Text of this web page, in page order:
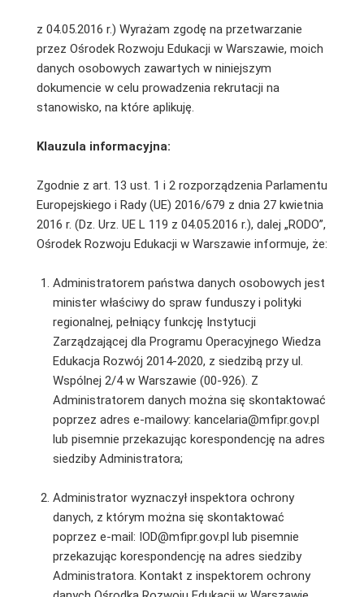
z 04.05.2016 r.) Wyrażam zgodę na przetwarzanie
przez Ośrodek Rozwoju Edukacji w Warszawie, moich
danych osobowych zawartych w niniejszym
dokumencie w celu prowadzenia rekrutacji na
stanowisko, na które aplikuję.
Klauzula informacyjna:
Zgodnie z art. 13 ust. 1 i 2 rozporządzenia Parlamentu
Europejskiego i Rady (UE) 2016/679 z dnia 27 kwietnia
2016 r. (Dz. Urz. UE L 119 z 04.05.2016 r.), dalej „RODO”,
Ośrodek Rozwoju Edukacji w Warszawie informuje, że:
Administratorem państwa danych osobowych jest
minister właściwy do spraw funduszy i polityki
regionalnej, pełniący funkcję Instytucji
Zarządzającej dla Programu Operacyjnego Wiedza
Edukacja Rozwój 2014-2020, z siedzibą przy ul.
Wspólnej 2/4 w Warszawie (00-926). Z
Administratorem danych można się skontaktować
poprzez adres e-mailowy: kancelaria@mfipr.gov.pl
lub pisemnie przekazując korespondencję na adres
siedziby Administratora;
Administrator wyznaczył inspektora ochrony
danych, z którym można się skontaktować
poprzez e-mail: IOD@mfipr.gov.pl lub pisemnie
przekazując korespondencję na adres siedziby
Administratora. Kontakt z inspektorem ochrony